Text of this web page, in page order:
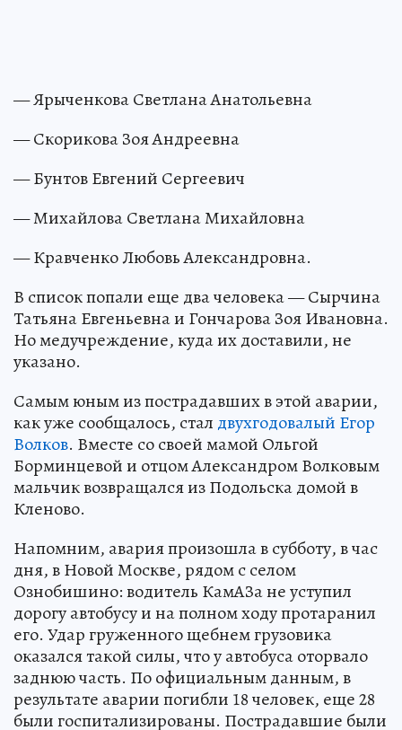
— Ярыченкова Светлана Анатольевна
— Скорикова Зоя Андреевна
— Бунтов Евгений Сергеевич
— Михайлова Светлана Михайловна
— Кравченко Любовь Александровна.
В список попали еще два человека — Сырчина
Татьяна Евгеньевна и Гончарова Зоя Ивановна.
Но медучреждение, куда их доставили, не
указано.
Самым юным из пострадавших в этой аварии,
как уже сообщалось, стал двухгодовалый Егор
Волков. Вместе со своей мамой Ольгой
Борминцевой и отцом Александром Волковым
мальчик возвращался из Подольска домой в
Кленово.
Напомним, авария произошла в субботу, в час
дня, в Новой Москве, рядом с селом
Ознобишино: водитель КамАЗа не уступил
дорогу автобусу и на полном ходу протаранил
его. Удар груженного щебнем грузовика
оказался такой силы, что у автобуса оторвало
заднюю часть. По официальным данным, в
результате аварии погибли 18 человек, еще 28
были госпитализированы. Пострадавшие были